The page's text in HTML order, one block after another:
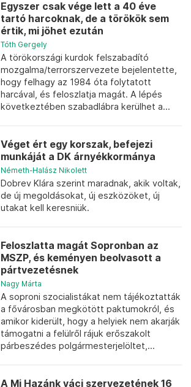
Egyszer csak vége lett a 40 éve
tartó harcoknak, de a törökök sem
értik, mi jöhet ezután
Tóth Gergely
A törökországi kurdok felszabadító
mozgalma/terrorszervezete bejelentette,
hogy felhagy az 1984 óta folytatott
harcával, és feloszlatja magát. A lépés
következtében szabadlábra kerülhet a...
Véget ért egy korszak, befejezi
munkáját a DK árnyékkormánya
Németh-Halász Nikolett
Dobrev Klára szerint maradnak, akik voltak,
de új megoldásokat, új eszközöket, új
utakat kell keresniük.
Feloszlatta magát Sopronban az
MSZP, és keményen beolvasott a
pártvezetésnek
Nagy Márta
A soproni szocialistákat nem tájékoztatták
a fővárosban megkötött paktumokról, és
amikor kiderült, hogy a helyiek nem akarják
támogatni a felülről rájuk erőszakolt
párbeszédes polgármesterjelöltet,...
A Mi Hazánk váci szervezetének 16